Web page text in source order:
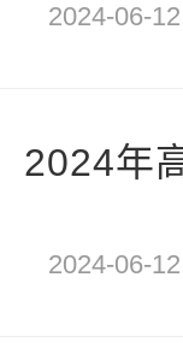
2024-06-12
2024年
2024-06-12